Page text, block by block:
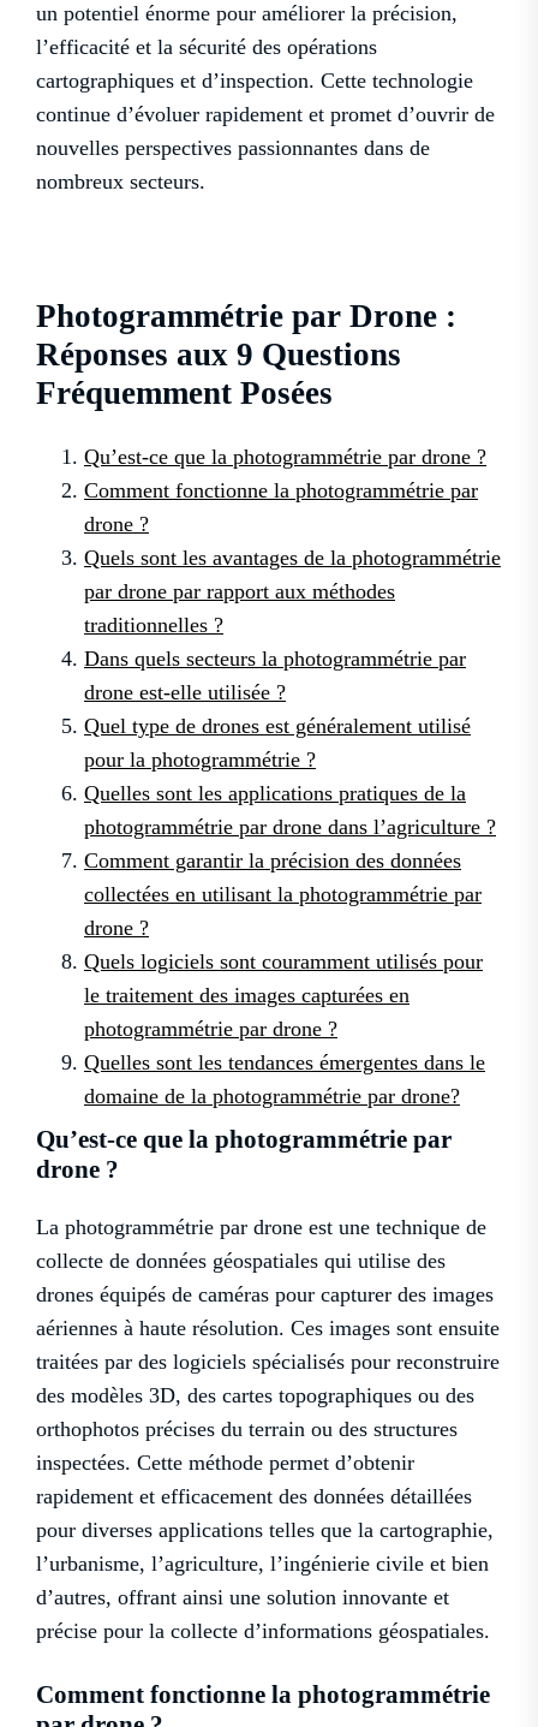
un potentiel énorme pour améliorer la précision,
l’efficacité et la sécurité des opérations
cartographiques et d’inspection. Cette technologie
continue d’évoluer rapidement et promet d’ouvrir de
nouvelles perspectives passionnantes dans de
nombreux secteurs.
Photogrammétrie par Drone :
Réponses aux 9 Questions
Fréquemment Posées
Qu’est-ce que la photogrammétrie par drone ?
Comment fonctionne la photogrammétrie par
drone ?
Quels sont les avantages de la photogrammétrie
par drone par rapport aux méthodes
traditionnelles ?
Dans quels secteurs la photogrammétrie par
drone est-elle utilisée ?
Quel type de drones est généralement utilisé
pour la photogrammétrie ?
Quelles sont les applications pratiques de la
photogrammétrie par drone dans l’agriculture ?
Comment garantir la précision des données
collectées en utilisant la photogrammétrie par
drone ?
Quels logiciels sont couramment utilisés pour
le traitement des images capturées en
photogrammétrie par drone ?
Quelles sont les tendances émergentes dans le
domaine de la photogrammétrie par drone?
Qu’est-ce que la photogrammétrie par
drone ?
La photogrammétrie par drone est une technique de
collecte de données géospatiales qui utilise des
drones équipés de caméras pour capturer des images
aériennes à haute résolution. Ces images sont ensuite
traitées par des logiciels spécialisés pour reconstruire
des modèles 3D, des cartes topographiques ou des
orthophotos précises du terrain ou des structures
inspectées. Cette méthode permet d’obtenir
rapidement et efficacement des données détaillées
pour diverses applications telles que la cartographie,
l’urbanisme, l’agriculture, l’ingénierie civile et bien
d’autres, offrant ainsi une solution innovante et
précise pour la collecte d’informations géospatiales.
Comment fonctionne la photogrammétrie